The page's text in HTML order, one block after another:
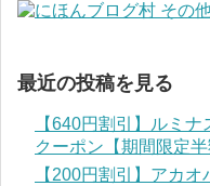
最近の投稿を見る
【640円割引】ルミ
クーポン【期間限定半
【200円割引】アカ